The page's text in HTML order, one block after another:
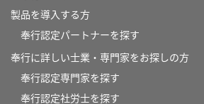
製品を導入する方
奉行認定パートナーを探す
奉行に詳しい士業・専門家をお探しの方
奉行認定専門家を探す
奉行認定社労士を探す